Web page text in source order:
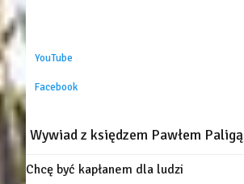
YouTube
Facebook
Wywiad z księdzem Pawłem Paligą
Chcę być kapłanem dla ludzi